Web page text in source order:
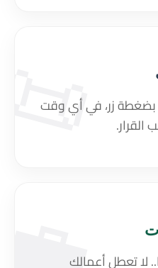
بضغطة زر، في أي وقت
لا تعطل أعمالك